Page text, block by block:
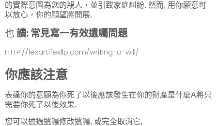
的實際意圖為您的親人，並引致家庭糾紛. 然而, 用你願意可
以放心，你的願望將開展.
也讀:常見寫一有效遺囑問題
HTTP://lexartifexllp.com/writing-a-will/
你應該注意
表達你的意願為你死了以後應該發生在你的財產是什麼A將只
需要你死了以後效果.
您可以通過遺囑修改遺囑, 或完全取消它,